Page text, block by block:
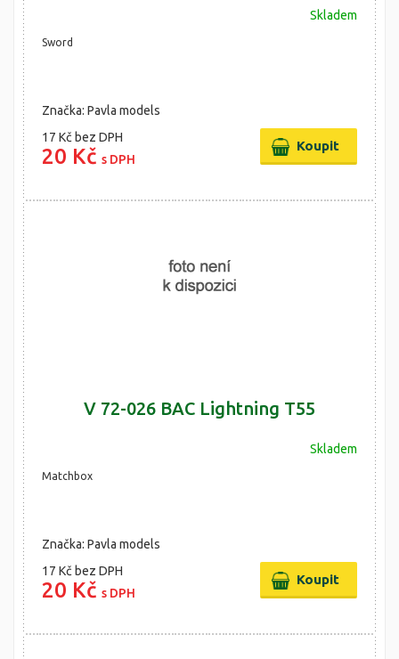
Skladem
Sword
Značka: Pavla models
17 Kč bez DPH
20 Kč s DPH
V 72-026 BAC Lightning T55
Skladem
Matchbox
Značka: Pavla models
17 Kč bez DPH
20 Kč s DPH